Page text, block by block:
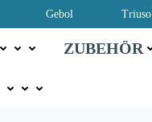
Gebol Triuso
ZUBEHÖR